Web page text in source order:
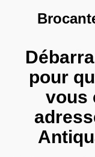
pour
vous